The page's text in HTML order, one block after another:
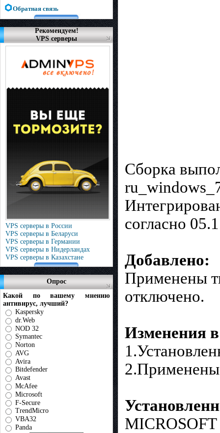
Обратная связь
Рекомендуем!
VPS серверы
VPS серверы в России
VPS серверы в Беларуси
VPS серверы в Германии
VPS серверы в Нидерландах
VPS серверы в Казахстане
Опрос
Какой по вашему мнению
антивирус, лучший?
Kaspersky
dr.Web
NOD 32
Symantec
Norton
AVG
Avira
Bitdefender
Avast
McAfee
Microsoft
F-Secure
TrendMicro
VBA32
Panda
Сборка
согласно
Добавлено:
Применены
отключено.
Изменения